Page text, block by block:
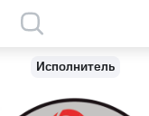
Исполнитель